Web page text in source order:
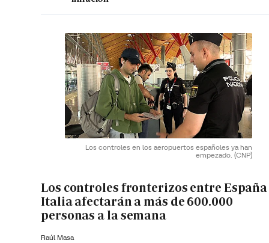
Los controles en los aeropuertos españoles ya han
empezado. (CNP)
Los controles fronterizos entre España
Italia afectarán a más de 600.000
personas a la semana
Raúl Masa